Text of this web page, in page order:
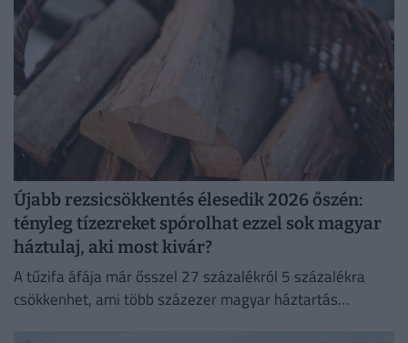
Újabb rezsicsökkentés élesedik 2026 őszén:
tényleg tízezreket spórolhat ezzel sok magyar
háztulaj, aki most kivár?
A tűzifa áfája már ősszel 27 százalékról 5 százalékra
csökkenhet, ami több százezer magyar háztartás